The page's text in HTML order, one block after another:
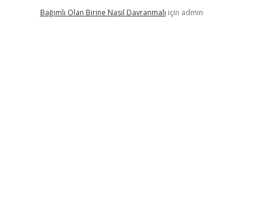
Bağımlı Olan Birine Nasıl Davranmalı için admin